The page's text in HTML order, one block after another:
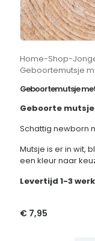
Home-Shop-
Geboortemutsje
Geboortemutsje
Geboorte
Schattig newborn
Mutsje is er in wit,
een kleur naar
Levertijd 1-3
€ 7,95